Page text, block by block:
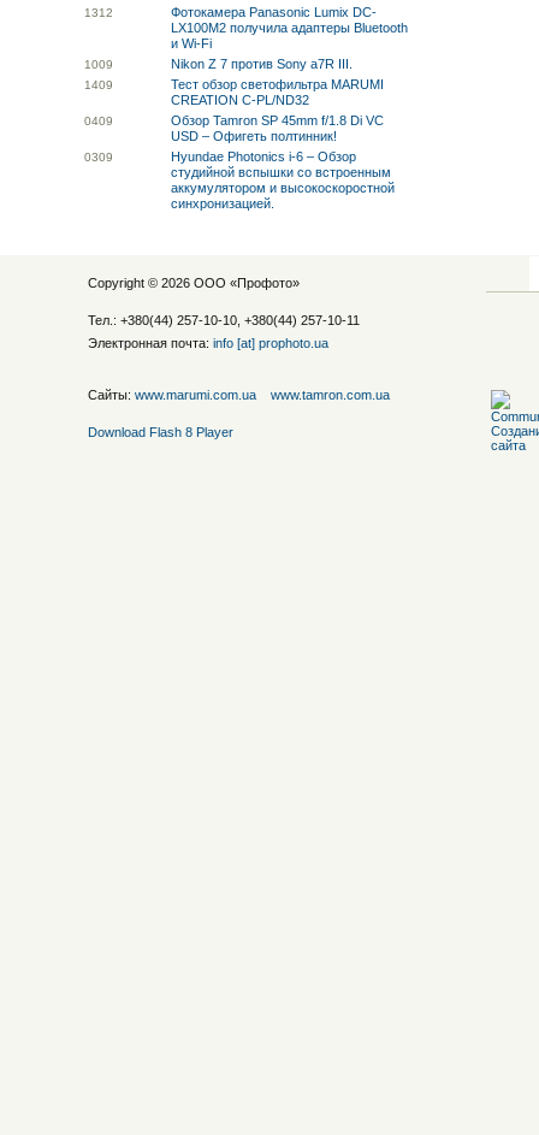
1312
Фотокамера Panasonic Lumix DC-
LX100M2 получила адаптеры Bluetooth
и Wi-Fi
1009 Nikon Z 7 против Sony a7R III.
1409
Тест обзор светофильтра MARUMI
CREATION C-PL/ND32
0409
Обзор Tamron SP 45mm f/1.8 Di VC
USD – Офигеть полтинник!
0309
Hyundae Photonics i-6 – Обзор
студийной вспышки со встроенным
аккумулятором и высокоскоростной
синхронизацией.
Copyright © 2026 ООО «Профото»
Тел.: +380(44) 257-10-10, +380(44) 257-10-11
Электронная почта: info [at] prophoto.ua
Сайты: www.marumi.com.ua www.tamron.com.ua
Download Flash 8 Player